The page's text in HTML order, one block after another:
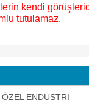
kendi
tutulamaz.
ENDÜSTRİ